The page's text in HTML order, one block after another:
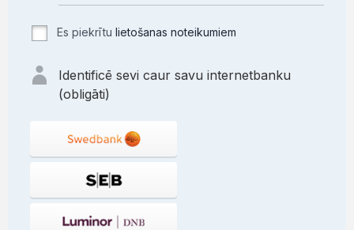
Es piekrītu lietošanas noteikumiem
Identificē sevi caur savu internetbanku
(obligāti)